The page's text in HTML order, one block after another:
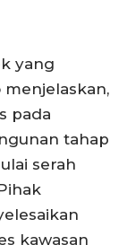
yang
menjelaskan,
pada
tahap
serah
kawasan